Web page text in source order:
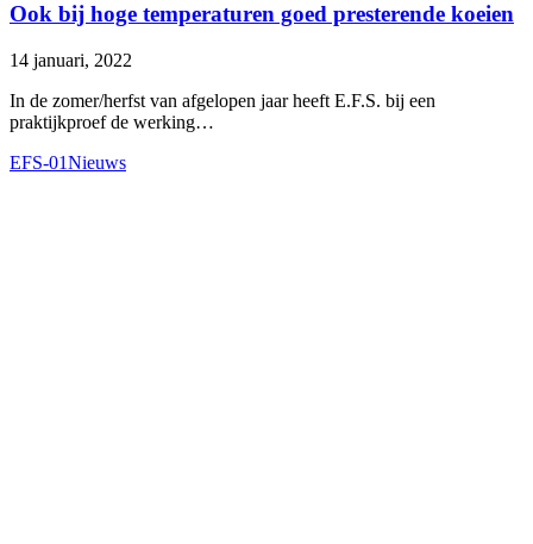
Ook bij hoge temperaturen goed presterende koeien
14 januari, 2022
In de zomer/herfst van afgelopen jaar heeft E.F.S. bij een
praktijkproef de werking…
EFS-01Nieuws